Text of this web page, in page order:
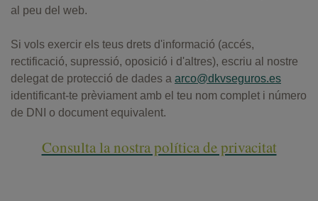
al peu del web.
Si vols exercir els teus drets d'informació (accés,
rectificació, supressió, oposició i d'altres), escriu al nostre
delegat de protecció de dades a arco@dkvseguros.es
identificant-te prèviament amb el teu nom complet i número
de DNI o document equivalent.
Consulta la nostra política de privacitat